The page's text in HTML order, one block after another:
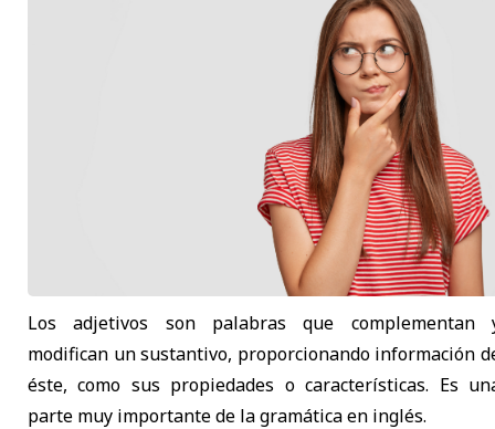
Los adjetivos son palabras que complementan
modifican un sustantivo, proporcionando información
éste, como sus propiedades o características. Es
parte muy importante de la gramática en inglés.